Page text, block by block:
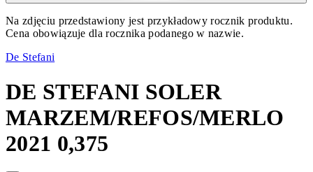
Na zdjęciu przedstawiony jest przykładowy rocznik produktu.
Cena obowiązuje dla rocznika podanego w nazwie.
De Stefani
DE STEFANI SOLER
MARZEM/REFOS/MERLO
2021 0,375